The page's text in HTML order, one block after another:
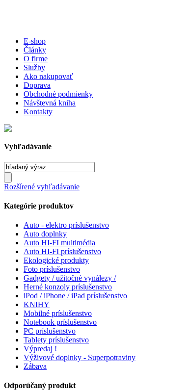
E-shop
Články
O firme
Služby
Ako nakupovať
Doprava
Obchodné podmienky
Návštevná kniha
Kontakty
Vyhľadávanie
Rozšírené vyhľadávanie
Kategórie produktov
Auto - elektro príslušenstvo
Auto doplnky
Auto HI-FI multimédia
Auto HI-FI príslušenstvo
Ekologické produkty
Foto príslušenstvo
Gadgety / užitočné vynálezy /
Herné konzoly príslušenstvo
iPod / iPhone / iPad príslušenstvo
KNIHY
Mobilné príslušenstvo
Notebook príslušenstvo
PC príslušenstvo
Tablety príslušenstvo
Výpredaj !
Výživové doplnky - Superpotraviny
Zábava
Odporúčaný produkt